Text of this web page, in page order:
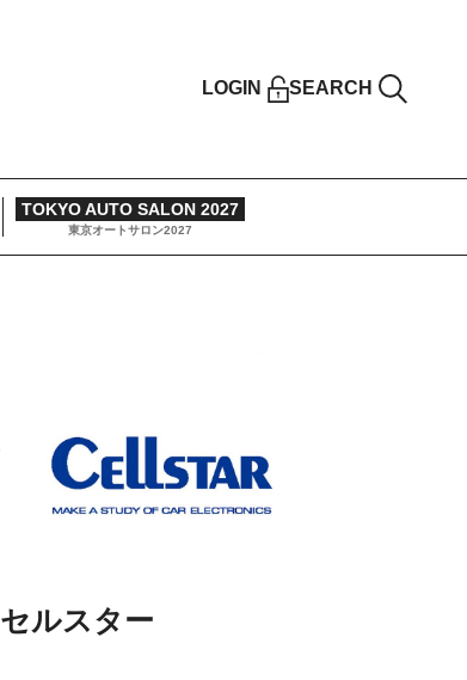
LOGIN SEARCH
TOKYO AUTO SALON 2027
東京オートサロン2027
セルスター